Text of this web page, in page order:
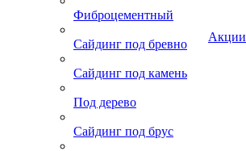
Фиброцементный
Сайдинг под бревно
Сайдинг под камень
Под дерево
Сайдинг под брус
Акции